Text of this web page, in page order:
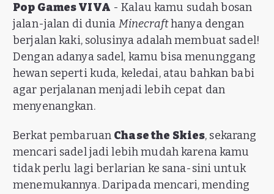
Pop Games VIVA - Kalau kamu sudah bosan
jalan-jalan di dunia Minecrafthanya dengan
berjalan kaki, solusinya adalah membuat sadel!
Dengan adanya sadel, kamu bisa menunggang
hewan seperti kuda, keledai, atau bahkan babi
agar perjalanan menjadi lebih cepat dan
menyenangkan.
Berkat pembaruan Chase the Skies, sekarang
mencari sadel jadi lebih mudah karena kamu
tidak perlu lagi berlarian ke sana-sini untuk
menemukannya. Daripada mencari, mending